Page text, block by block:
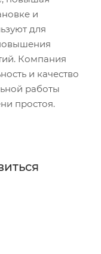
и
для
Компания
и качество
работы
простоя.